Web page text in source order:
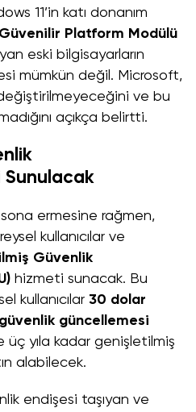
11’in katı donanım
Güvenilir Platform Modülü
eski bilgisayarların
mümkün değil. Microsoft,
ve bu
açıkça belirtti.
ermesine rağmen,
kullanıcılar ve
Güvenlik
hizmeti sunacak. Bu
kullanıcılar 30 dolar
güvenlik güncellemesi
yıla kadar genişletilmiş
alabilecek.
endişesi taşıyan ve